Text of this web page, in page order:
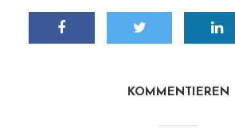
KOMMENTIEREN